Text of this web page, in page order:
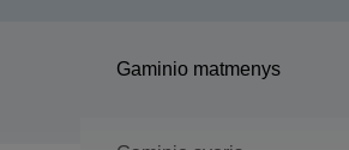
Gaminio matmenys